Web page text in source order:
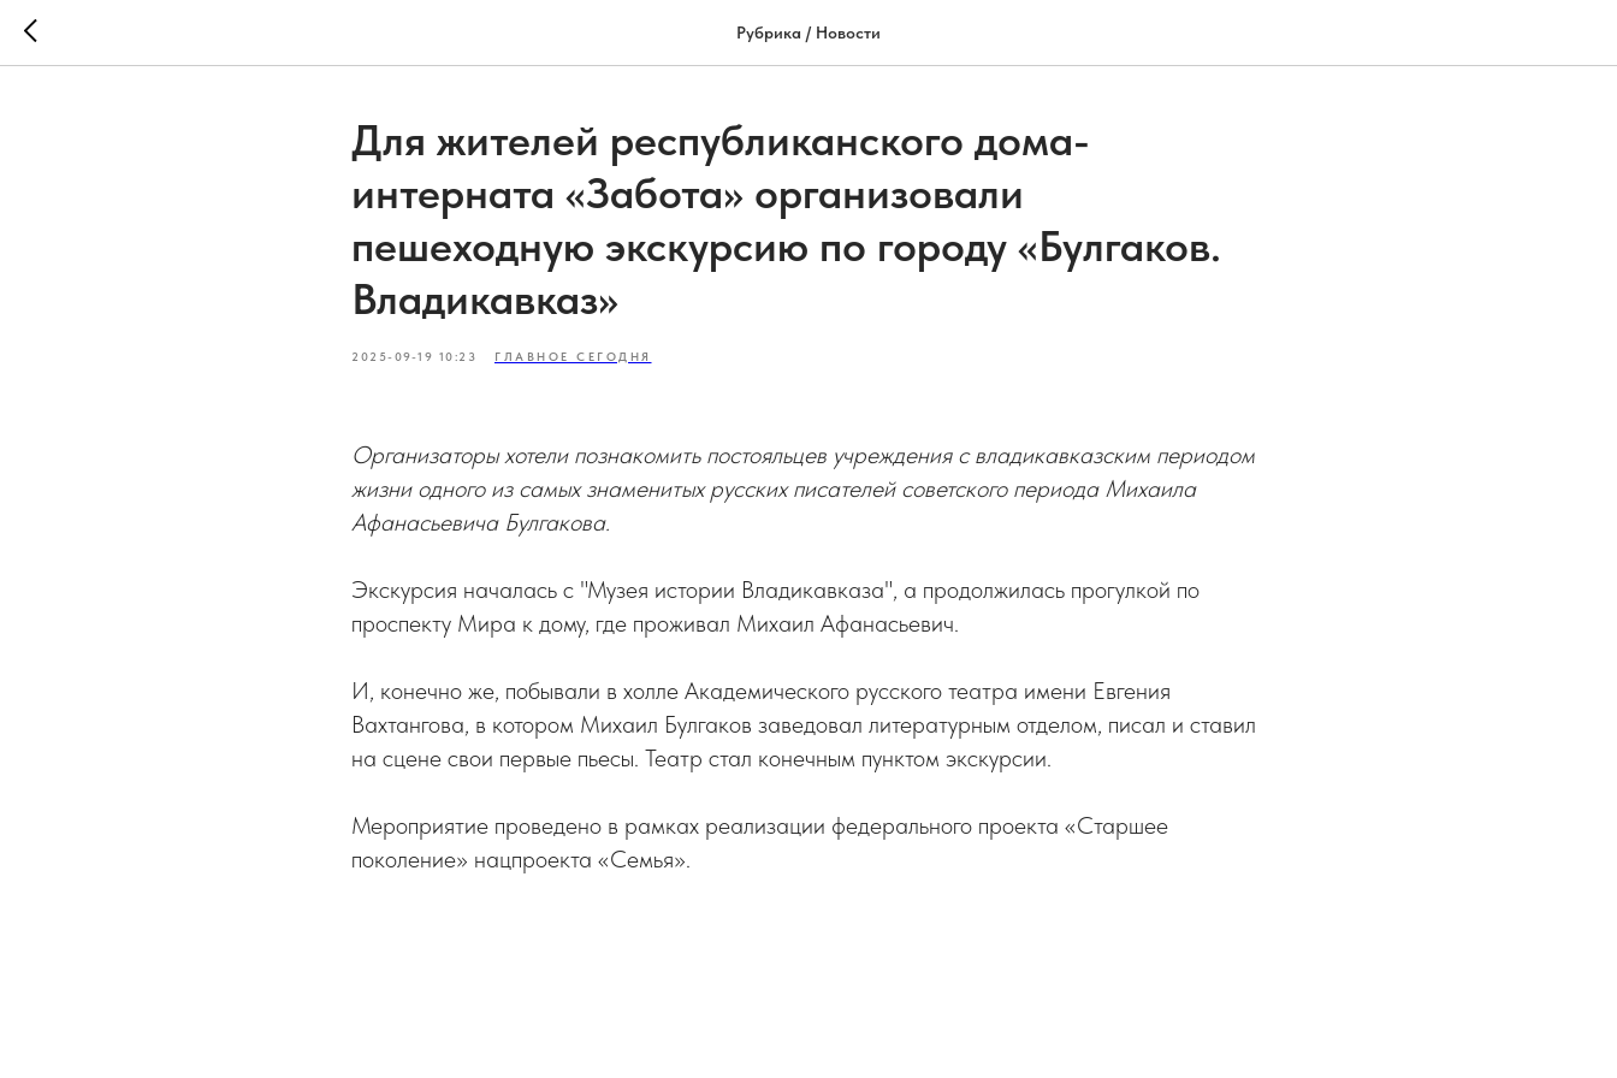
Рубрика / Новости
Для жителей республиканского дома-
интерната «Забота» организовали
пешеходную экскурсию по городу «Булгаков.
Владикавказ»
2025-09-19 10:23 ГЛАВНОЕ СЕГОДНЯ
Организаторы хотели познакомить постояльцев учреждения с владикавказским периодом
жизни одного из самых знаменитых русских писателей советского периода Михаила
Афанасьевича Булгакова.
Экскурсия началась с "Музея истории Владикавказа", а продолжилась прогулкой по
проспекту Мира к дому, где проживал Михаил Афанасьевич.
И, конечно же, побывали в холле Академического русского театра имени Евгения
Вахтангова, в котором Михаил Булгаков заведовал литературным отделом, писал и ставил
на сцене свои первые пьесы. Театр стал конечным пунктом экскурсии.
Мероприятие проведено в рамках реализации федерального проекта «Старшее
поколение» нацпроекта «Семья».